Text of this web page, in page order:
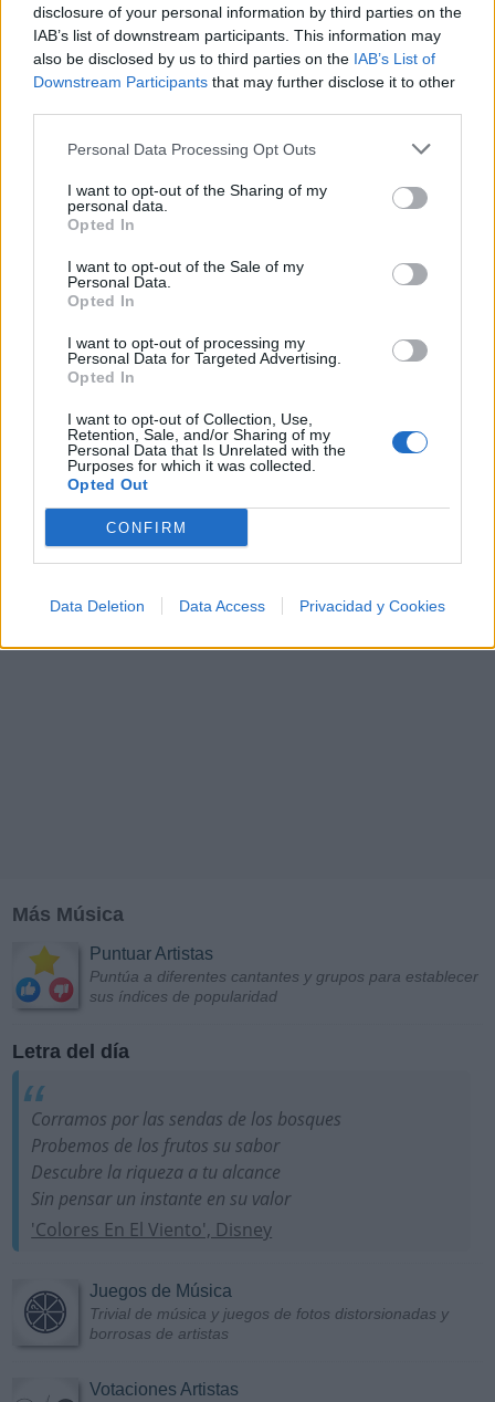
disclosure of your personal information by third parties on the
IAB’s list of downstream participants. This information may
also be disclosed by us to third parties on the IAB’s List of
Downstream Participants that may further disclose it to other
Personal Data Processing Opt Outs
I want to opt-out of the Sharing of my
personal data.
Opted In
I want to opt-out of the Sale of my
Personal Data.
Opted In
I want to opt-out of processing my
Personal Data for Targeted Advertising.
Opted In
I want to opt-out of Collection, Use,
Retention, Sale, and/or Sharing of my
Personal Data that Is Unrelated with the
Purposes for which it was collected.
Opted Out
CONFIRM
Data Deletion Data Access Privacidad y Cookies
Añadir un comentario ...
Psicodelia y Space Rock 🎸✨
🌌🚀 Viaje intergaláctico: la mejor selección de
psicodelia, space rock y atmósferas cósmicas para
al firmamento y siente la gravedad cero. 💾 ¡Guarda
esta colección para tu próxima noche estrellada!
✨⭐
Letras Top Artistas Playlists
B C E F G
N O P Q R S T U W
Z #
Más Música
Puntuar Artistas
Puntúa a diferentes cantantes y grupos para establecer
sus índices de popularidad
Letra del día
Corramos por las sendas de los bosques
Probemos de los frutos su sabor
Descubre la riqueza a tu alcance
Sin pensar un instante en su valor
'Colores En El Viento', Disney
Juegos de Música
Trivial de música y juegos de fotos distorsionadas y
borrosas de artistas
Votaciones Artistas